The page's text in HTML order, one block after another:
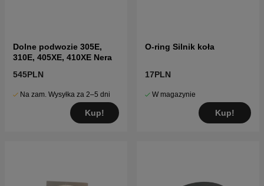
Dolne podwozie 305E,
310E, 405XE, 410XE Nera
545PLN
Na zam. Wysyłka za 2–5 dni
Kup!
O-ring Silnik koła
17PLN
W magazynie
Kup!